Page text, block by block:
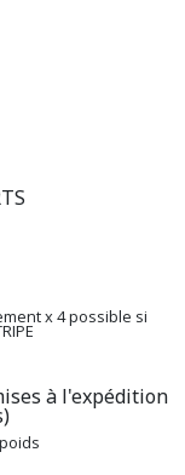
x 4 possible si
à l'expédition